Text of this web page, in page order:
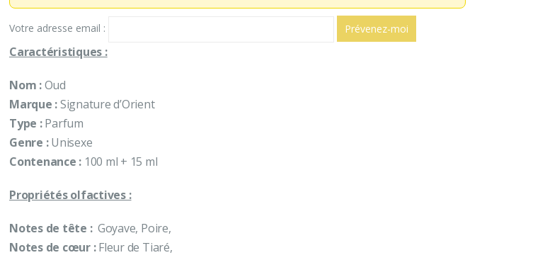
Votre adresse email :
Caractéristiques :
Nom :Oud
Marque :Signature d’Orient
Type :Parfum
Genre :Unisexe
Contenance : 100 ml + 15 ml
Propriétés olfactives :
Notes de tête : Goyave, Poire,
Notes de cœur :Fleur de Tiaré,